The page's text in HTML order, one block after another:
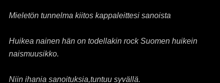
Mieletön tunnelma kiitos kappaleittesi sanoista
Huikea nainen hän on todellakin rock Suomen huikein
naismuusikko.
Niin ihania sanoituksia,tuntuu syvällä.